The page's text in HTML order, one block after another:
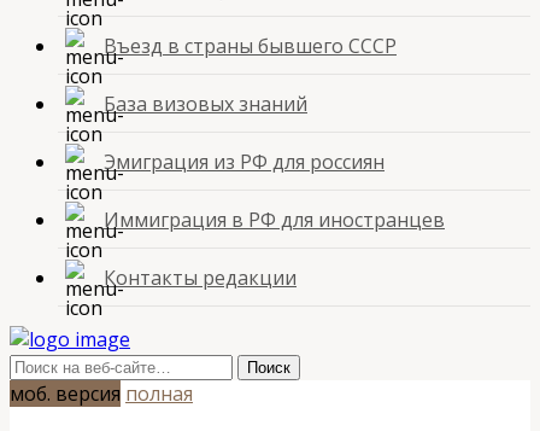
Въезд в страны бывшего СССР
База визовых знаний
Эмиграция из РФ для россиян
Иммиграция в РФ для иностранцев
Контакты редакции
моб. версия полная